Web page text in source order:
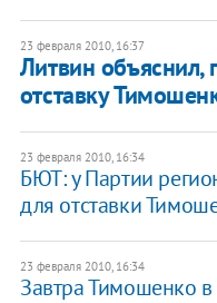
23 февраля 2010, 16:37
Литвин объяснил,
отставку
23 февраля 2010, 16:34
БЮТ: у Партии
для отставки
23 февраля 2010, 16:34
Завтра Тимошенко в